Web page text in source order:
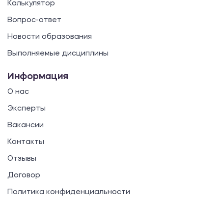
Калькулятор
Вопрос-ответ
Новости образования
Выполняемые дисциплины
Информация
О нас
Эксперты
Вакансии
Контакты
Отзывы
Договор
Политика конфиденциальности